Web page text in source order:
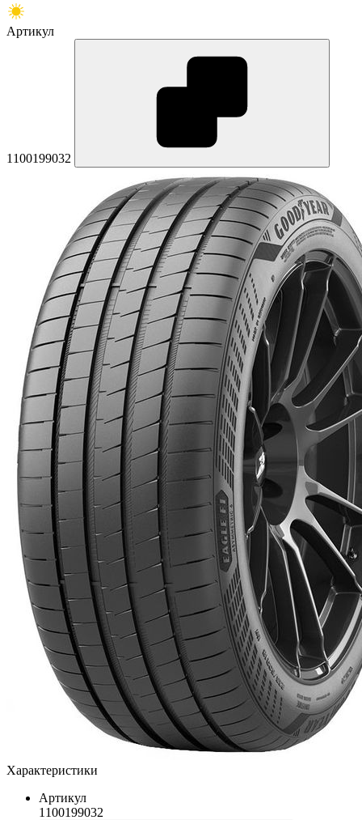
Артикул
1100199032
Характеристики
Артикул
1100199032